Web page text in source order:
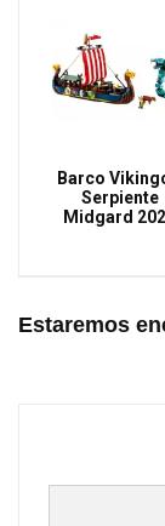
Barco
Serpiente
Midgard
Estaremos